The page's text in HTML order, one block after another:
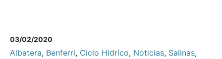
03/02/2020
Albatera, Benferri, Ciclo Hidríco, Noticias, Salinas,